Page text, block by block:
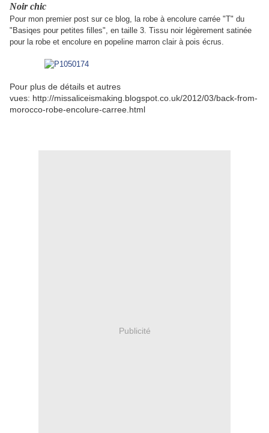
Noir chic
Pour mon premier post sur ce blog, la robe à encolure carrée "T" du
"Basiqes pour petites filles", en taille 3. Tissu noir légèrement satinée
pour la robe et encolure en popeline marron clair à pois écrus.
Pour plus de détails et autres
vues: http://missaliceismaking.blogspot.co.uk/2012/03/back-from-
morocco-robe-encolure-carree.html
Publicité